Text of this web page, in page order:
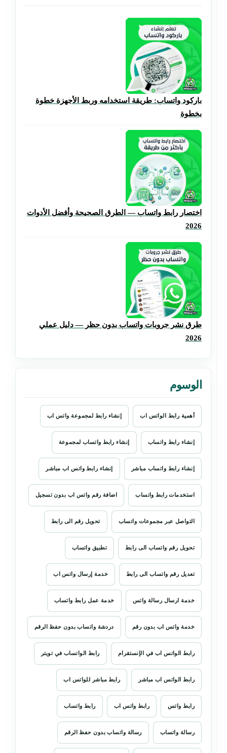
باركود واتساب: طريقة استخدامه وربط الأجهزة خطوة
بخطوة
اختصار رابط واتساب — الطرق الصحيحة وأفضل الأدوات
2026
طرق نشر جروبات واتساب بدون حظر — دليل عملي
2026
الوسوم
أهمية رابط الواتس اب إنشاء رابط لمجموعة واتس اب
إنشاء رابط واتساب إنشاء رابط واتساب لمجموعة
إنشاء رابط واتساب مباشر إنشاء رابط واتس اب مباشر
استخدمات رابط واتساب اضافة رقم واتس اب بدون تسجيل
التواصل عبر مجموعات واتساب تحويل رقم الى رابط
تحويل رقم واتساب الى رابط تطبيق واتساب
تعديل رقم واتساب الى رابط خدمة إرسال واتس اب
خدمة ارسال رسالة واتس خدمة عمل رابط واتساب
خدمة واتس اب بدون رقم دردشة واتساب بدون حفظ الرقم
رابط الواتس اب في الإنستقرام رابط الواتساب في تويتر
رابط الواتس اب مباشر رابط مباشر للواتس اب
رابط واتس رابط واتس اب رابط واتساب
رسالة واتساب رسالة واتساب بدون حفظ الرقم